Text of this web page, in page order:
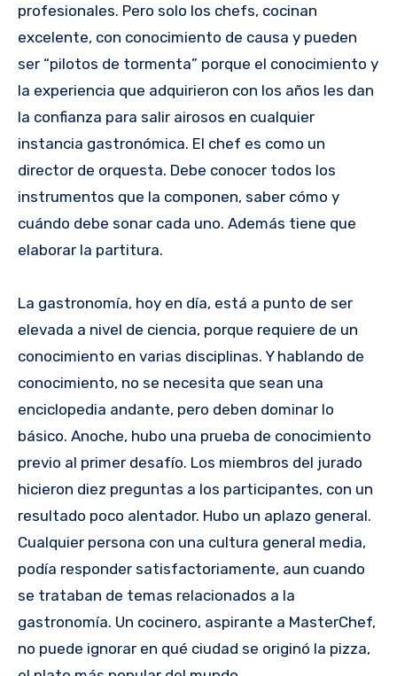
profesionales. Pero solo los chefs, cocinan
excelente, con conocimiento de causa y pueden
ser “pilotos de tormenta” porque el conocimiento y
la experiencia que adquirieron con los años les dan
la confianza para salir airosos en cualquier
instancia gastronómica. El chef es como un
director de orquesta. Debe conocer todos los
instrumentos que la componen, saber cómo y
cuándo debe sonar cada uno. Además tiene que
elaborar la partitura.
La gastronomía, hoy en día, está a punto de ser
elevada a nivel de ciencia, porque requiere de un
conocimiento en varias disciplinas. Y hablando de
conocimiento, no se necesita que sean una
enciclopedia andante, pero deben dominar lo
básico. Anoche, hubo una prueba de conocimiento
previo al primer desafío. Los miembros del jurado
hicieron diez preguntas a los participantes, con un
resultado poco alentador. Hubo un aplazo general.
Cualquier persona con una cultura general media,
podía responder satisfactoriamente, aun cuando
se trataban de temas relacionados a la
gastronomía. Un cocinero, aspirante a MasterChef,
no puede ignorar en qué ciudad se originó la pizza,